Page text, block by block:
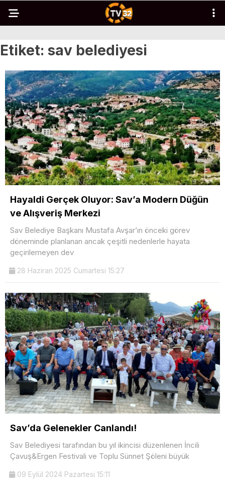
Etiket: sav belediyesi
Hayaldi Gerçek Oluyor: Sav’a Modern Düğün
ve Alışveriş Merkezi
Sav Belediye Başkanı Mustafa Avşar’ın önceki görev
döneminde planlanan ancak çeşitli nedenlerle hayata
geçirilemeyen dev
28 Haziran 2025 Cumartesi 15:27
Sav’da Gelenekler Canlandı!
Sav Belediyesi tarafından bu yıl ikincisi düzenlenen İncili
Çavuş&Ergen Festivali ve Toplu Sünnet Şöleni büyük
09 Eylül 2024 Pazartesi 15:11